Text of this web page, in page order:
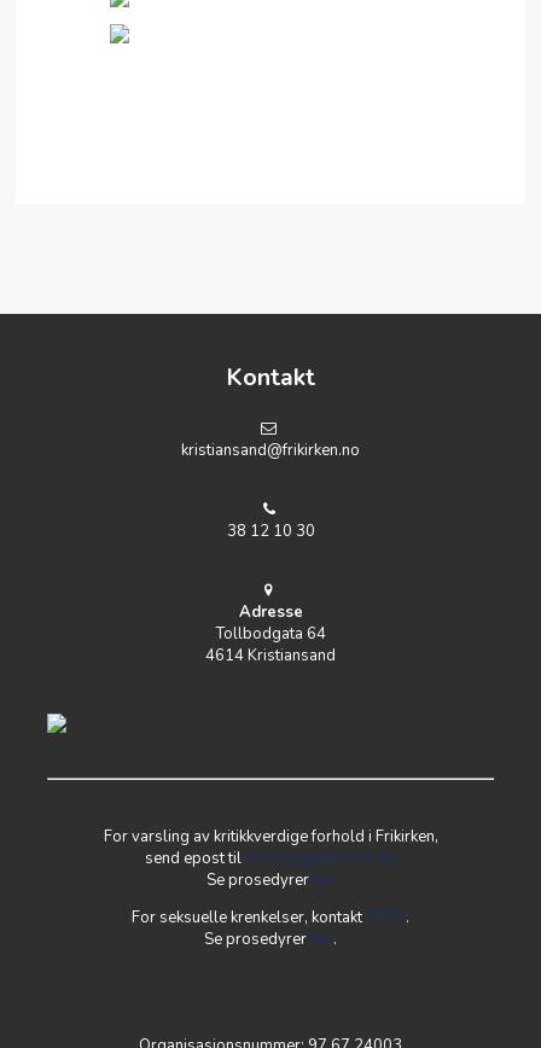
Kontakt
kristiansand@frikirken.no
38 12 10 30
Adresse
Tollbodgata 64
4614 Kristiansand
For varsling av kritikkverdige forhold i Frikirken,
send epost tilvarsling@frikirken.no
Se prosedyrer her
For seksuelle krenkelser, kontaktFERO.
Se prosedyrer her.